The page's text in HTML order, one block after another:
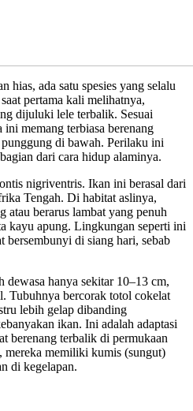
hias, ada satu spesies yang selalu
pertama kali melihatnya,
dijuluki lele terbalik. Sesuai
memang terbiasa berenang
di bawah. Perilaku ini
dari cara hidup alaminya.
nigriventris. Ikan ini berasal dari
Tengah. Di habitat aslinya,
atau berarus lambat yang penuh
kayu apung. Lingkungan seperti ini
bersembunyi di siang hari, sebab
hanya sekitar 10–13 cm,
Tubuhnya bercorak totol cokelat
lebih gelap dibanding
ikan. Ini adalah adaptasi
berenang terbalik di permukaan
mereka memiliki kumis (sungut)
di kegelapan.